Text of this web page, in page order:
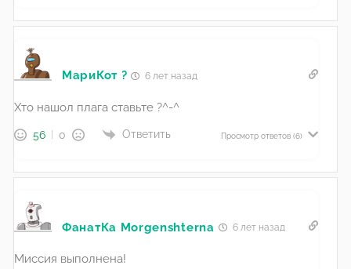
МариКот ? 6 лет назад
Хто нашол плага ставьте ?^-^
56 0 Ответить Просмотр ответов (6)
ФанатКа Morgenshterna 6 лет назад
Миссия выполнена!